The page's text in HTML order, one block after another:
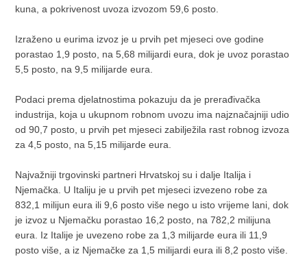
kuna, a pokrivenost uvoza izvozom 59,6 posto.
Izraženo u eurima izvoz je u prvih pet mjeseci ove godine
porastao 1,9 posto, na 5,68 milijardi eura, dok je uvoz porastao
5,5 posto, na 9,5 milijarde eura.
Podaci prema djelatnostima pokazuju da je prerađivačka
industrija, koja u ukupnom robnom uvozu ima najznačajniji udio
od 90,7 posto, u prvih pet mjeseci zabilježila rast robnog izvoza
za 4,5 posto, na 5,15 milijarde eura.
Najvažniji trgovinski partneri Hrvatskoj su i dalje Italija i
Njemačka. U Italiju je u prvih pet mjeseci izvezeno robe za
832,1 milijun eura ili 9,6 posto više nego u isto vrijeme lani, dok
je izvoz u Njemačku porastao 16,2 posto, na 782,2 milijuna
eura. Iz Italije je uvezeno robe za 1,3 milijarde eura ili 11,9
posto više, a iz Njemačke za 1,5 milijardi eura ili 8,2 posto više.